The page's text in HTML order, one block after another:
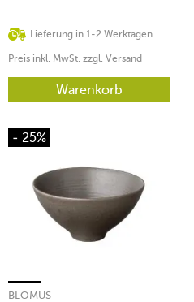
Lieferung in 1-2 Werktagen
Preis inkl. MwSt. zzgl. Versand
Warenkorb
- 25%
BLOMUS